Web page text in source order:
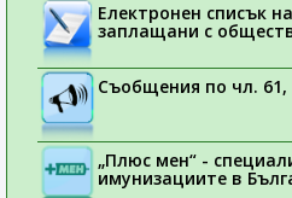
Електронен списък
заплащани с
Съобщения по чл.
„Плюс мен“ -
имунизациите в